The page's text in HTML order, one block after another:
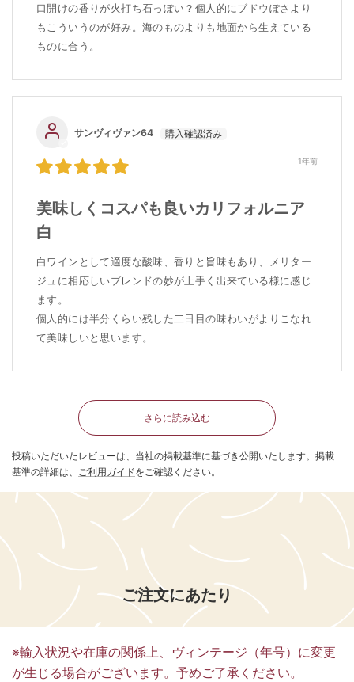
口開けの香りが火打ち石っぽい？個人的にブドウぽさより
もこういうのが好み。海のものよりも地面から生えている
ものに合う。
1年前
サンヴィヴァン64
美味しくコスパも良いカリフォルニア
白
白ワインとして適度な酸味、香りと旨味もあり、メリター
ジュに相応しいブレンドの妙が上手く出来ている様に感じ
ます。
個人的には半分くらい残した二日目の味わいがよりこなれ
て美味しいと思います。
さらに読み込む
投稿いただいたレビューは、当社の掲載基準に基づき公開いたします。掲載
基準の詳細は、 ご利用ガイドをご確認ください。
ご注文にあたり
※輸入状況や在庫の関係上、ヴィンテージ（年号）に変更
が生じる場合がございます。予めご了承ください。